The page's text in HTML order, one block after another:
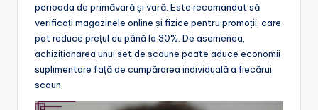
perioada de primăvară și vară. Este recomandat să
verificați magazinele online și fizice pentru promoții, care
pot reduce prețul cu până la 30%. De asemenea,
achiziționarea unui set de scaune poate aduce economii
suplimentare față de cumpărarea individuală a fiecărui
scaun.